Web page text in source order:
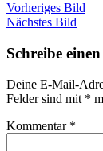
Vorheriges Bild
Nächstes Bild
Schreibe
Deine E-Mail-
Felder sind mit *
Kommentar *